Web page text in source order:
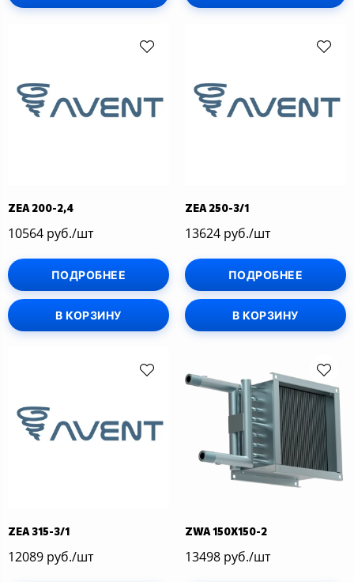
ZEA 200-2,4
10564 руб./шт
ПОДРОБНЕЕ
В КОРЗИНУ
ZEA 250-3/1
13624 руб./шт
ПОДРОБНЕЕ
В КОРЗИНУ
ZEA 315-3/1
12089 руб./шт
ZWA 150X150-2
13498 руб./шт